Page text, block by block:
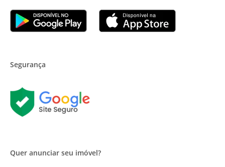
Segurança
Quer anunciar seu imóvel?